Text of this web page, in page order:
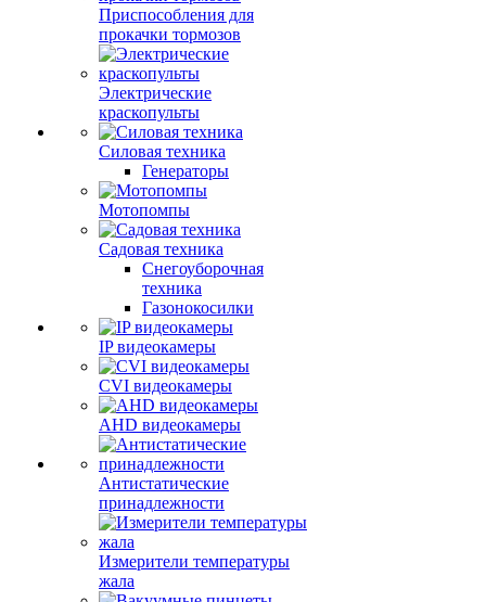
Приспособления для
прокачки тормозов
Электрические
краскопульты
Силовая техника
Генераторы
Мотопомпы
Садовая техника
Снегоуборочная
техника
Газонокосилки
IP видеокамеры
CVI видеокамеры
AHD видеокамеры
Антистатические
принадлежности
Измерители температуры
жала